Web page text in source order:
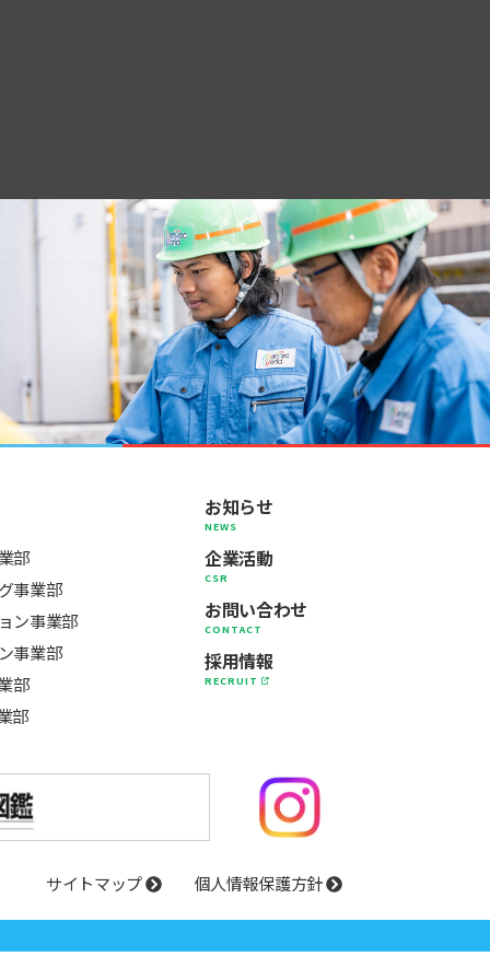
部
事業部
ン事業部
事業部
部
部
お知らせ
NEWS
企業活動
CSR
お問い合わせ
CONTACT
採用情報
RECRUIT
サイトマップ 個人情報保護方針